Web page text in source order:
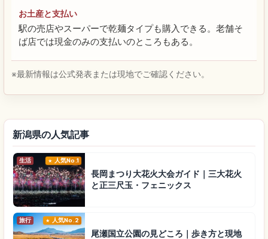
お土産と支払い
駅の売店やスーパーで乾麺タイプも購入できる。老舗そ
ば店では現金のみの支払いのところもある。
※最新情報は公式発表または現地でご確認ください。
新潟県の人気記事
生活 人気No.1
長岡まつり大花火大会ガイド｜三大花火
と正三尺玉・フェニックス
旅行 人気No.2
尾瀬国立公園の見どころ｜歩き方と現地